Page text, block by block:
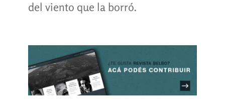
del viento que la borró.